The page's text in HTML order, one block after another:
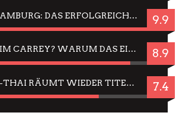
JELLYFISH HAMBURG: DAS ERFOLGREICHE SOMMER-MENÜ 2025 IN GEFÜHLEN UND BILDERN 9.9
CÉSAR FÜR JIM CARREY? WARUM DAS EINER DER NERVIGSTEN ACTORS IST UND BLEIBT 8.9
JING JING: IN-THAI RÄUMT WIEDER TITEL AB – EIN ZWEI-STUNDEN-ERLEBNISBERICHT 7.4